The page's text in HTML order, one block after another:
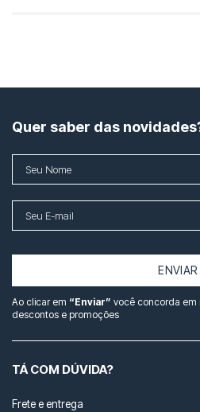
Quer saber das
ENVIAR
Ao clicar em “Enviar” você concorda em
descontos e promoções
TÁ COM DÚVIDA?
Frete e entrega